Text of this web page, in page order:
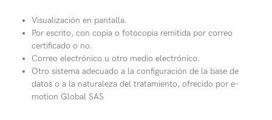
Visualización en pantalla.
Por escrito, con copia o fotocopia remitida por correo
certificado o no.
Correo electrónico u otro medio electrónico.
Otro sistema adecuado a la configuración de la base de
datos o a la naturaleza del tratamiento, ofrecido por e-
motion Global SAS